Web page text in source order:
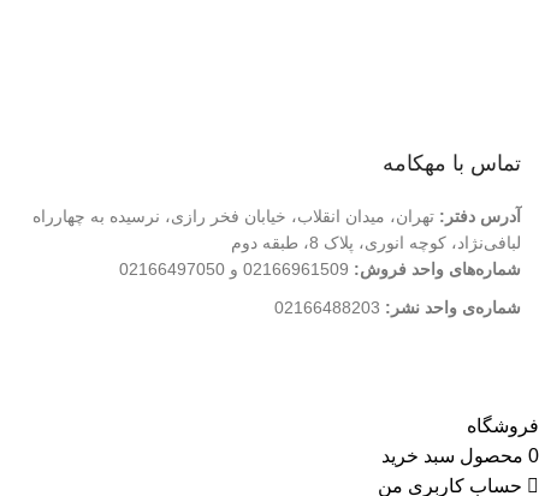
تماس با مهکامه
آدرس دفتر: تهران، میدان انقلاب، خیابان فخر رازی، نرسیده به چهارراه
لبافی‌نژاد، کوچه انوری، پلاک 8، طبقه دوم
شماره‌های واحد فروش: 02166961509 و 02166497050
شماره‌‌ی واحد نشر:
فروشگاه
0 محصول سبد خرید
حساب کاربری من